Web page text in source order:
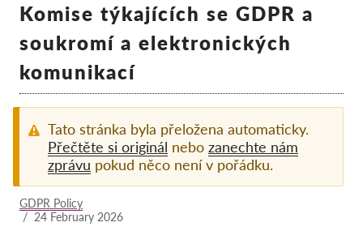
Rozhodnutí pro jednotlivé
Exercise your rights!
Pordporte nás!
Členství
Komise týkajících se GDPR a
soukromí a elektronických
komunikací
Tato stránka byla přeložena automaticky.
Přečtěte si originál nebo zanechte nám
zprávu pokud něco není v pořádku.
GDPR Policy
/ 24 February 2026